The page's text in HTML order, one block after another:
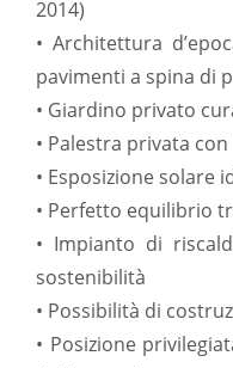
2014)
• Architettura
pavimenti a spina di
• Giardino privato
• Palestra privata
• Esposizione solare
• Perfetto equilibrio
• Impianto di
sostenibilità
• Possibilità di
• Posizione